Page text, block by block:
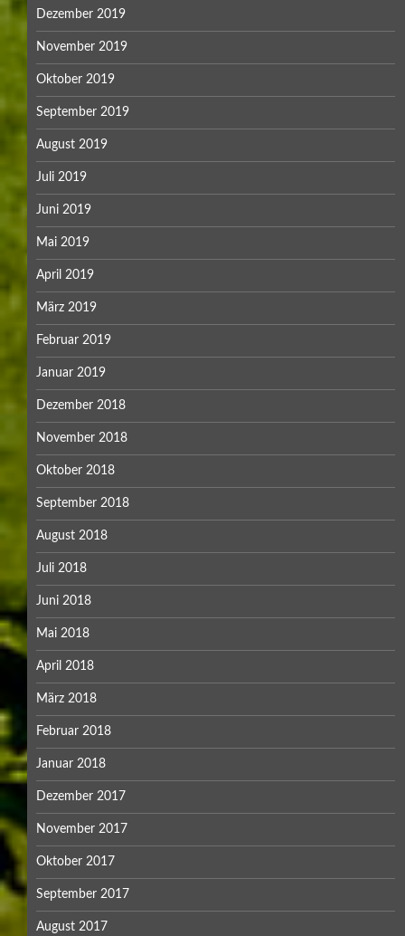
Dezember 2019
November 2019
Oktober 2019
September 2019
August 2019
Juli 2019
Juni 2019
Mai 2019
April 2019
März 2019
Februar 2019
Januar 2019
Dezember 2018
November 2018
Oktober 2018
September 2018
August 2018
Juli 2018
Juni 2018
Mai 2018
April 2018
März 2018
Februar 2018
Januar 2018
Dezember 2017
November 2017
Oktober 2017
September 2017
August 2017